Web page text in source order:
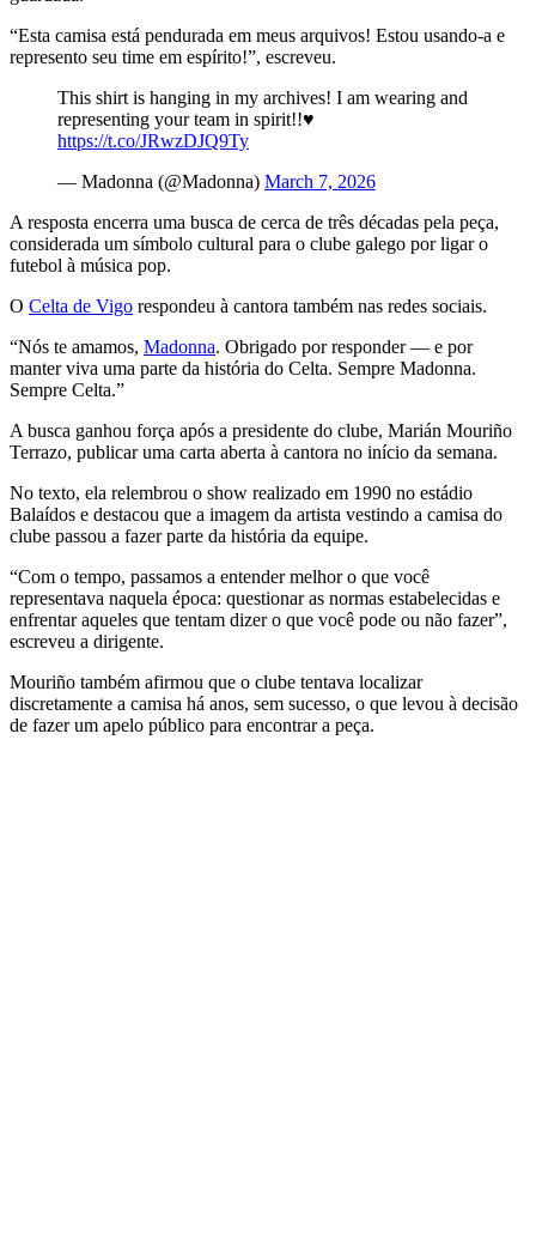
“Esta camisa está pendurada em meus arquivos! Estou usando-a e
represento seu time em espírito!”, escreveu.
This shirt is hanging in my archives! I am wearing and
representing your team in spirit!!♥️
https://t.co/JRwzDJQ9Ty
— Madonna (@Madonna) March 7, 2026
A resposta encerra uma busca de cerca de três décadas pela peça,
considerada um símbolo cultural para o clube galego por ligar o
futebol à música pop.
O Celta de Vigo respondeu à cantora também nas redes sociais.
“Nós te amamos, Madonna. Obrigado por responder — e por
manter viva uma parte da história do Celta. Sempre Madonna.
Sempre Celta.”
A busca ganhou força após a presidente do clube, Marián Mouriño
Terrazo, publicar uma carta aberta à cantora no início da semana.
No texto, ela relembrou o show realizado em 1990 no estádio
Balaídos e destacou que a imagem da artista vestindo a camisa do
clube passou a fazer parte da história da equipe.
“Com o tempo, passamos a entender melhor o que você
representava naquela época: questionar as normas estabelecidas e
enfrentar aqueles que tentam dizer o que você pode ou não fazer”,
escreveu a dirigente.
Mouriño também afirmou que o clube tentava localizar
discretamente a camisa há anos, sem sucesso, o que levou à decisão
de fazer um apelo público para encontrar a peça.